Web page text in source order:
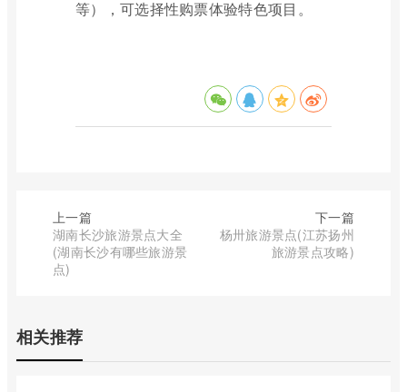
等），可选择性购票体验特色项目。
上一篇
湖南长沙旅游景点大全
(湖南长沙有哪些旅游景
点)
下一篇
杨卅旅游景点(江苏扬州
旅游景点攻略)
相关推荐